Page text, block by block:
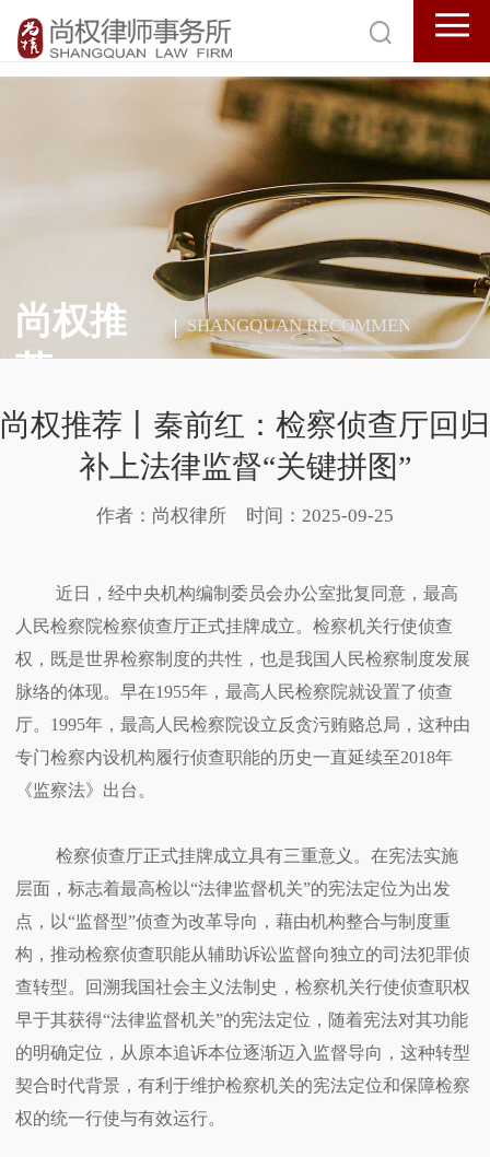
尚权推
荐
SHANGQUAN RECOMMENDATION
尚权推荐丨秦前红：检察侦查厅回归
补上法律监督“关键拼图”
作者：尚权律所 时间：2025-09-25
近日，经中央机构编制委员会办公室批复同意，最高
人民检察院检察侦查厅正式挂牌成立。检察机关行使侦查
权，既是世界检察制度的共性，也是我国 人民检察制度发展
脉络的体现。早在1955年，最高人民检察院就设置了侦查
厅。1995年，最高人民检察院设立反贪污贿赂总局，这种由
专门检察内设机构履行侦查职能的历史一直延续至2018年
《监察法》出台。
检察侦查厅正式挂牌成立具有三重意义。在宪法实施
层面，标志着最高检以“法律监督机关”的宪法定位为出发
点，以“监督型”侦查为改革导向，藉由机构整合与制度重
构，推动检察侦查职能从辅助诉讼监督向独立的司法犯罪侦
查转型。回溯我国社会主义法制史，检察机关行使侦查职权
早于其获得“法律监督机关”的宪法定位，随着宪法对其功能
的明确定位，从原本追诉本位逐渐迈入监督导向，这种转型
契合时代背景，有利于维护检察机关的宪法定位和保障检察
权的统一行使与有效运行。